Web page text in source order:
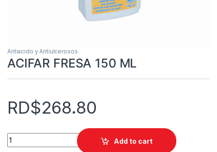
Antiacido y Antiulcerosos
ACIFAR FRESA 150 ML
RD$268.80
ACIFAR FRESA 150 ML quantity
Add to cart